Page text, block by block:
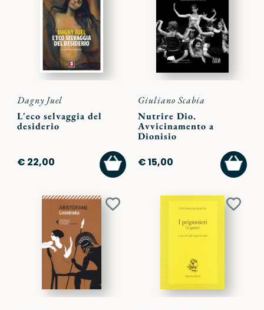
Dagny Juel
L'eco selvaggia del
desiderio
€ 22,00
AGGIUNGI
AL
CARRELLO
Giuliano Scabia
Nutrire Dio.
Avvicinamento a
Dionisio
€ 15,00
AL
Aggiungi